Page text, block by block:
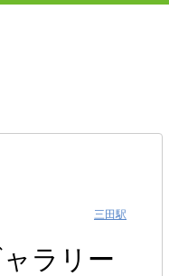
三田駅
ラリー